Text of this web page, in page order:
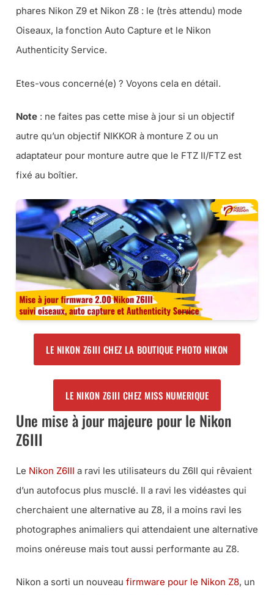
phares Nikon Z9 et Nikon Z8 : le (très attendu) mode
Oiseaux, la fonction Auto Capture et le Nikon
Authenticity Service.
Etes-vous concerné(e) ? Voyons cela en détail.
Note : ne faites pas cette mise à jour si un objectif
autre qu’un objectif NIKKOR à monture Z ou un
adaptateur pour monture autre que le FTZ II/FTZ est
fixé au boîtier.
LE NIKON Z6III CHEZ LA BOUTIQUE PHOTO NIKON
LE NIKON Z6III CHEZ MISS NUMERIQUE
Une mise à jour majeure pour le Nikon
Z6III
Le Nikon Z6III a ravi les utilisateurs du Z6II qui rêvaient
d’un autofocus plus musclé. Il a ravi les vidéastes qui
cherchaient une alternative au Z8, il a moins ravi les
photographes animaliers qui attendaient une alternative
moins onéreuse mais tout aussi performante au Z8.
Nikon a sorti un nouveau firmware pour le Nikon Z8, un